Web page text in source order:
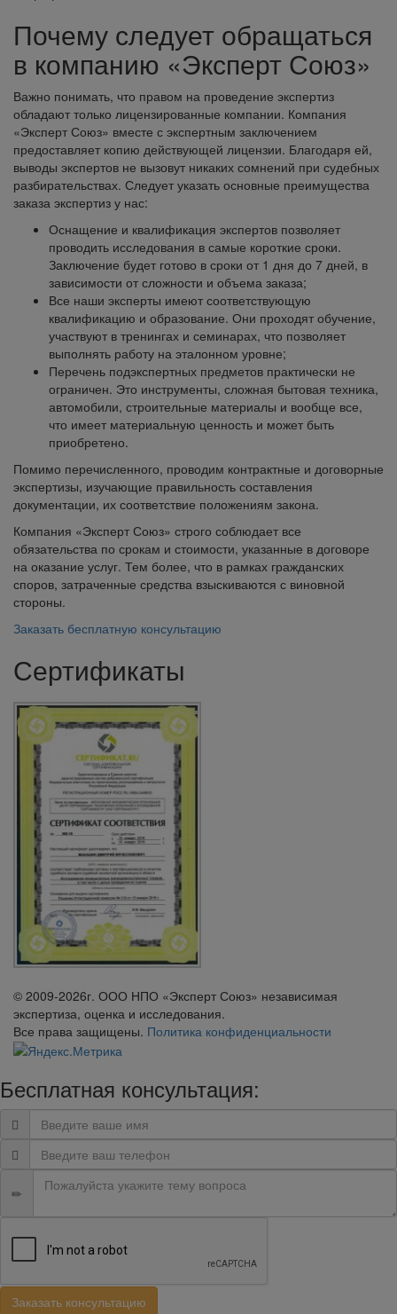
Почему следует обращаться
в компанию «Эксперт Союз»
Важно понимать, что правом на проведение экспертиз
обладают только лицензированные компании. Компания
«Эксперт Союз» вместе с экспертным заключением
предоставляет копию действующей лицензии. Благодаря ей,
выводы экспертов не вызовут никаких сомнений при судебных
разбирательствах. Следует указать основные преимущества
заказа экспертиз у нас:
Оснащение и квалификация экспертов позволяет
проводить исследования в самые короткие сроки.
Заключение будет готово в сроки от 1 дня до 7 дней, в
зависимости от сложности и объема заказа;
Все наши эксперты имеют соответствующую
квалификацию и образование. Они проходят обучение,
участвуют в тренингах и семинарах, что позволяет
выполнять работу на эталонном уровне;
Перечень подэкспертных предметов практически не
ограничен. Это инструменты, сложная бытовая техника,
автомобили, строительные материалы и вообще все,
что имеет материальную ценность и может быть
приобретено.
Помимо перечисленного, проводим контрактные и договорные
экспертизы, изучающие правильность составления
документации, их соответствие положениям закона.
Компания «Эксперт Союз» строго соблюдает все
обязательства по срокам и стоимости, указанные в договоре
на оказание услуг. Тем более, что в рамках гражданских
споров, затраченные средства взыскиваются с виновной
стороны.
Заказать бесплатную консультацию
Сертификаты
© 2009-2026г. ООО НПО «Эксперт Союз» независимая
экспертиза, оценка и исследования.
Все права защищены. Политика конфиденциальности
Бесплатная консультация: